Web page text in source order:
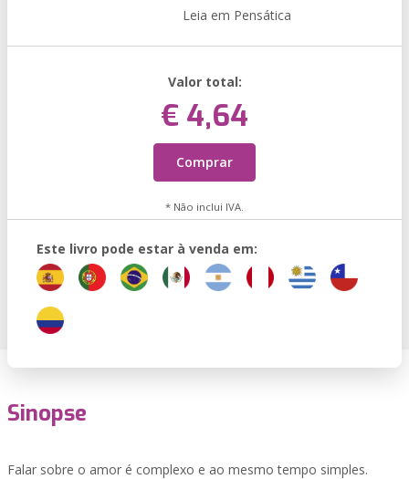
Leia em Pensática
Valor total:
€ 4,64
Comprar
* Não inclui IVA.
Este livro pode estar à venda em:
Sinopse
Falar sobre o amor é complexo e ao mesmo tempo simples.